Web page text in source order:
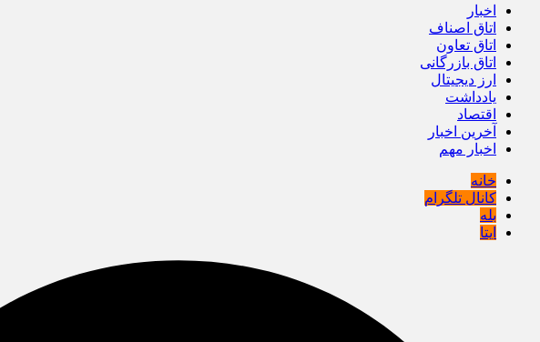
اخبار
اتاق اصناف
اتاق تعاون
اتاق بازرگانی
ارز دیجیتال
یادداشت
اقتصاد
آخرین اخبار
اخبار مهم
خانه
کانال تلگرام
بله
ایتا